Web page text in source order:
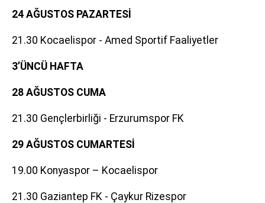
24 AĞUSTOS PAZARTESİ
21.30 Kocaelispor - Amed Sportif Faaliyetler
3’ÜNCÜ HAFTA
28 AĞUSTOS CUMA
21.30 Gençlerbirliği - Erzurumspor FK
29 AĞUSTOS CUMARTESİ
19.00 Konyaspor – Kocaelispor
21.30 Gaziantep FK - Çaykur Rizespor